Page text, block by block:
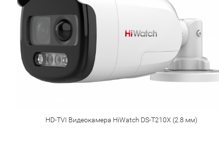
HD-TVI Видеокамера HiWatch DS-T210X (2.8 мм)